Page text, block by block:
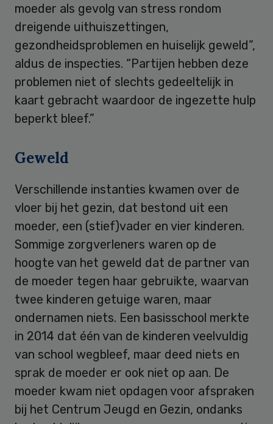
moeder als gevolg van stress rondom
dreigende uithuiszettingen,
gezondheidsproblemen en huiselijk geweld”,
aldus de inspecties. “Partijen hebben deze
problemen niet of slechts gedeeltelijk in
kaart gebracht waardoor de ingezette hulp
beperkt bleef.”
Geweld
Verschillende instanties kwamen over de
vloer bij het gezin, dat bestond uit een
moeder, een (stief)vader en vier kinderen.
Sommige zorgverleners waren op de
hoogte van het geweld dat de partner van
de moeder tegen haar gebruikte, waarvan
twee kinderen getuige waren, maar
ondernamen niets. Een basisschool merkte
in 2014 dat één van de kinderen veelvuldig
van school wegbleef, maar deed niets en
sprak de moeder er ook niet op aan. De
moeder kwam niet opdagen voor afspraken
bij het Centrum Jeugd en Gezin, ondanks